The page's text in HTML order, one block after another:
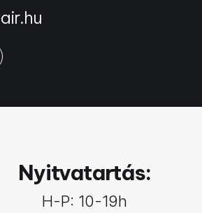
Nyitvatartás:
H-P: 10-19h